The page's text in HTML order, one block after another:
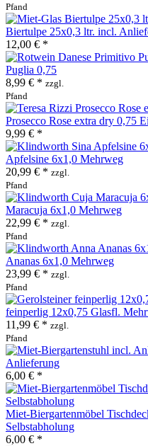
Pfand
Biertulpe 25x0,3 ltr. incl.
12,00 € *
Puglia 0,75
8,99 € * zzgl.
Pfand
Prosecco Rose extra dry 0,75
9,99 € *
Apfelsine 6x1,0 Mehrweg
20,99 € * zzgl.
Pfand
Maracuja 6x1,0 Mehrweg
22,99 € * zzgl.
Pfand
Ananas 6x1,0 Mehrweg
23,99 € * zzgl.
Pfand
feinperlig 12x0,75 Glasfl.
11,99 € * zzgl.
Pfand
Anlieferung
6,00 € *
Miet-Biergartenmöbel
Selbstabholung
6,00 € *